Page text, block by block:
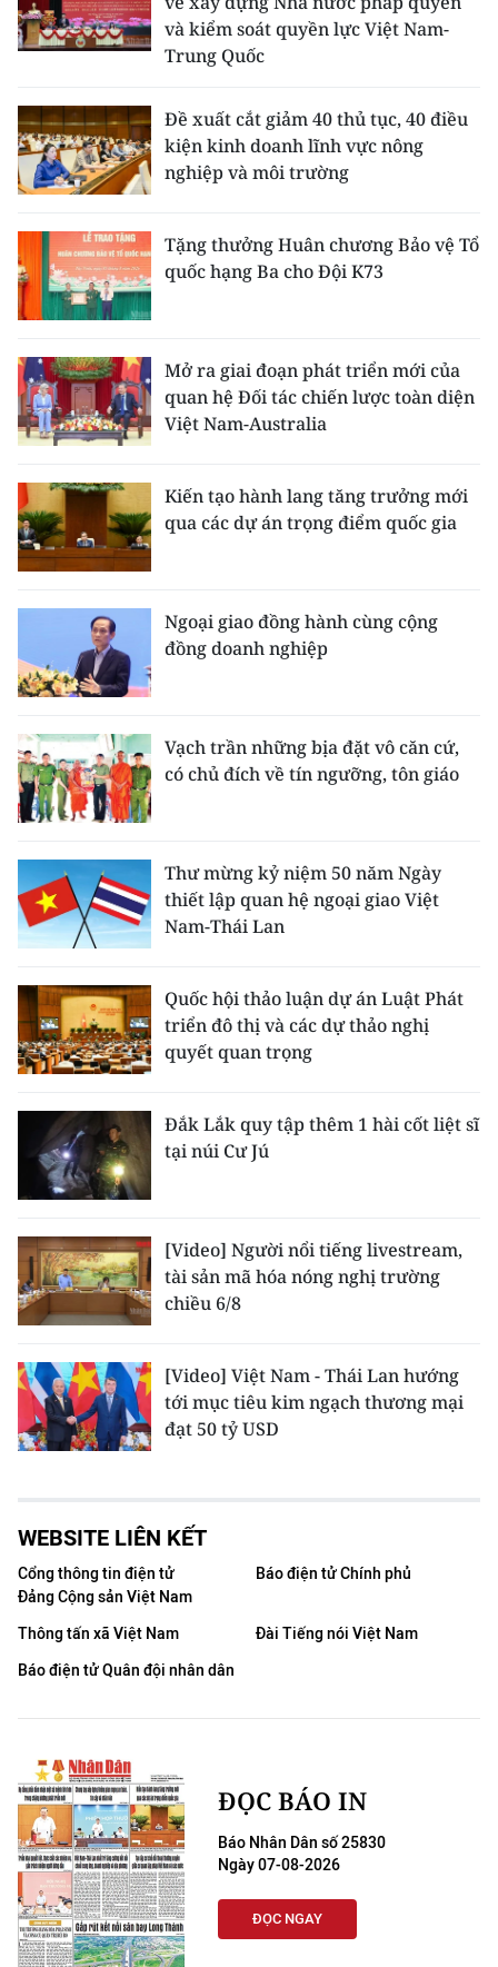
và kiểm soát quyền lực Việt Nam-
Trung Quốc
Đề xuất cắt giảm 40 thủ tục, 40 điều
kiện kinh doanh lĩnh vực nông
nghiệp và môi trường
Tặng thưởng Huân chương Bảo vệ Tổ
quốc hạng Ba cho Đội K73
Mở ra giai đoạn phát triển mới của
quan hệ Đối tác chiến lược toàn diện
Việt Nam-Australia
Kiến tạo hành lang tăng trưởng mới
qua các dự án trọng điểm quốc gia
Ngoại giao đồng hành cùng cộng
đồng doanh nghiệp
Vạch trần những bịa đặt vô căn cứ,
có chủ đích về tín ngưỡng, tôn giáo
Thư mừng kỷ niệm 50 năm Ngày
thiết lập quan hệ ngoại giao Việt
Nam-Thái Lan
Quốc hội thảo luận dự án Luật Phát
triển đô thị và các dự thảo nghị
quyết quan trọng
Đắk Lắk quy tập thêm 1 hài cốt liệt sĩ
tại núi Cư Jú
[Video] Người nổi tiếng livestream,
tài sản mã hóa nóng nghị trường
chiều 6/8
[Video] Việt Nam - Thái Lan hướng
tới mục tiêu kim ngạch thương mại
đạt 50 tỷ USD
WEBSITE LIÊN KẾT
Cổng thông tin điện tử
Đảng Cộng sản Việt Nam
Báo điện tử Chính phủ
Thông tấn xã Việt Nam
Đài Tiếng nói Việt Nam
Báo điện tử Quân đội nhân dân
ĐỌC BÁO IN
Báo Nhân Dân số 25830
Ngày 07-08-2026
ĐỌC NGAY